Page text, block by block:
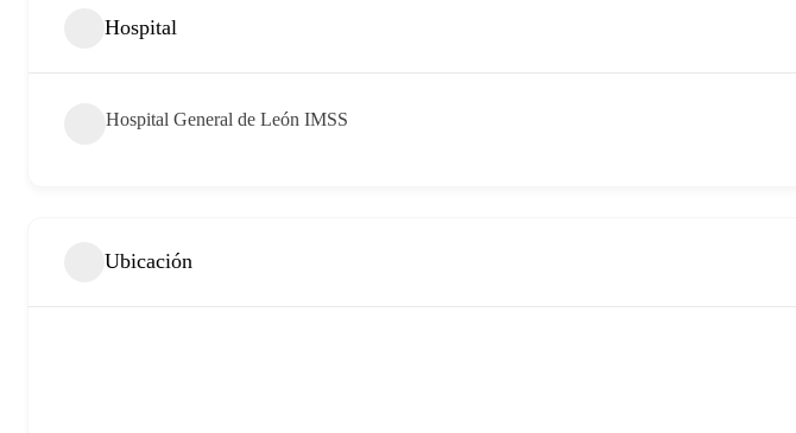
Hospital
Hospital General de León IMSS
Ubicación